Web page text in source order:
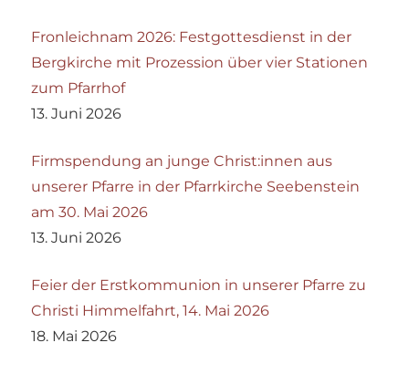
Fronleichnam 2026: Festgottesdienst in der
Bergkirche mit Prozession über vier Stationen
zum Pfarrhof
13. Juni 2026
Firmspendung an junge Christ:innen aus
unserer Pfarre in der Pfarrkirche Seebenstein
am 30. Mai 2026
13. Juni 2026
Feier der Erstkommunion in unserer Pfarre zu
Christi Himmelfahrt, 14. Mai 2026
18. Mai 2026